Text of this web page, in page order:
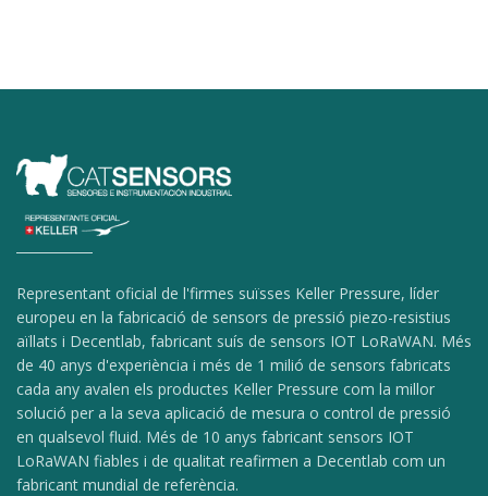
Representant oficial de l'firmes suïsses Keller Pressure, líder
europeu en la fabricació de sensors de pressió piezo-resistius
aïllats i Decentlab, fabricant suís de sensors IOT LoRaWAN. Més
de 40 anys d'experiència i més de 1 milió de sensors fabricats
cada any avalen els productes Keller Pressure com la millor
solució per a la seva aplicació de mesura o control de pressió
en qualsevol fluid. Més de 10 anys fabricant sensors IOT
LoRaWAN fiables i de qualitat reafirmen a Decentlab com un
fabricant mundial de referència.